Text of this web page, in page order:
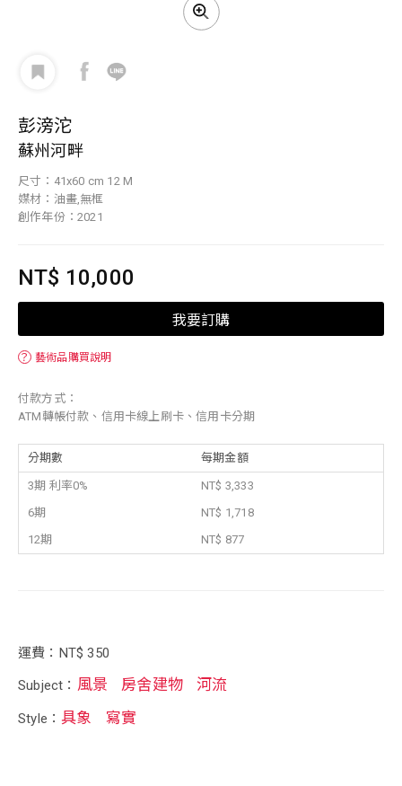
彭滂沱
蘇州河畔
尺寸：41x60 cm 12 M
媒材：油畫,無框
創作年份：2021
NT$ 10,000
我要訂購
？ 藝術品購買說明
付款方式：
ATM轉帳付款、信用卡線上刷卡、信用卡分期
分期數 每期金額
3期 利率0%
NT$ 3,333
6期
NT$ 1,718
12期
NT$ 877
運費：NT$ 350
Subject： 風景 房舍建物 河流
Style： 具象 寫實